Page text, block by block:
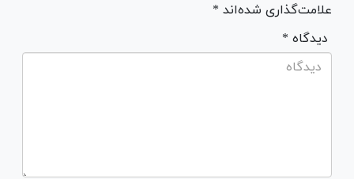
علامت‌گذاری شده‌اند *
* دیدگاه